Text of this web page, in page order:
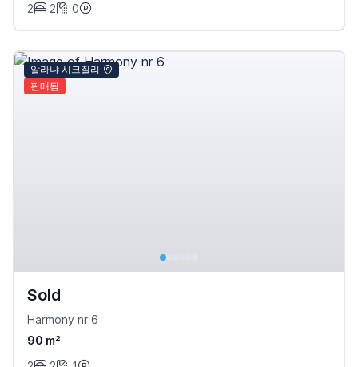
2
2 0
알라냐 시크질리
판매됨
Sold
Harmony nr 6
90 m²